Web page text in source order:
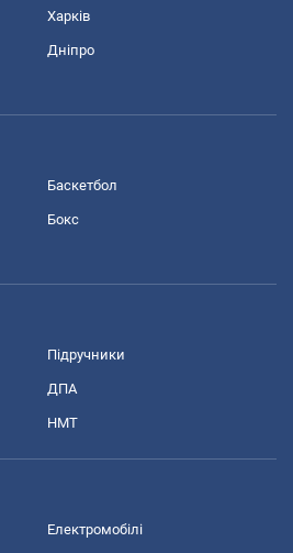
Харків
Дніпро
Баскетбол
Бокс
Підручники
ДПА
НМТ
Електромобілі